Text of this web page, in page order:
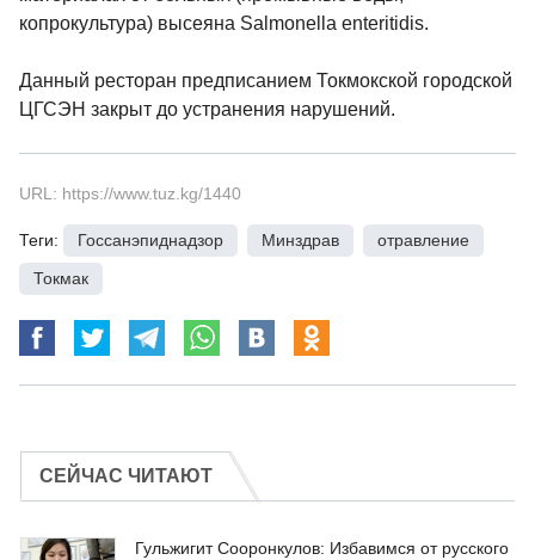
копрокультура) высеяна Salmonella enteritidis.
Данный ресторан предписанием Токмокской городской
ЦГСЭН закрыт до устранения нарушений.
URL: https://www.tuz.kg/1440
Теги: Госсанэпиднадзор Минздрав отравление
Токмак
СЕЙЧАС ЧИТАЮТ
Гульжигит Сооронкулов: Избавимся от русского